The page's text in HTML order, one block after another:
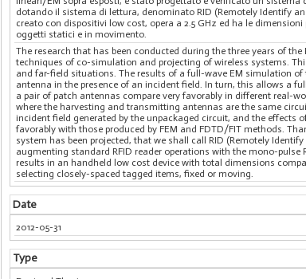
dotando il sistema di lettura, denominato RID (Remotely Identify
creato con dispositivi low cost, opera a 2.5 GHz ed ha le
oggetti statici e in movimento.
The research that has been conducted during the three years of
techniques of co-simulation and projecting of wireless systems.
and far-field situations. The results of a full-wave EM simulation
antenna in the presence of an incident field. In turn, this allows a
a pair of patch antennas compare very favorably in different real-
where the harvesting and transmitting antennas are the same
incident field generated by the unpackaged circuit, and the effects
favorably with those produced by FEM and FDTD/FIT methods.
system has been projected, that we shall call RID (Remotely
augmenting standard RFID reader operations with the mono-pulse
results in an handheld low cost device with total dimensions
selecting closely-spaced tagged items, fixed or moving.
Date
2012-05-31
Type